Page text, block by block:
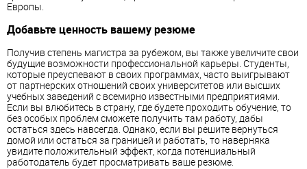
Европы.
Добавьте ценность вашему резюме
Получив степень магистра за рубежом, вы также увеличите свои
будущие возможности профессиональной карьеры. Студенты,
которые преуспевают в своих программах, часто выигрывают
от партнерских отношений своих университетов или высших
учебных заведений с всемирно известными предприятиями.
Если вы влюбитесь в страну, где будете проходить обучение, то
без особых проблем сможете получить там работу, дабы
остаться здесь навсегда. Однако, если вы решите вернуться
домой или остаться за границей и работать, то наверняка
увидите положительный эффект, когда потенциальный
работодатель будет просматривать ваше резюме.